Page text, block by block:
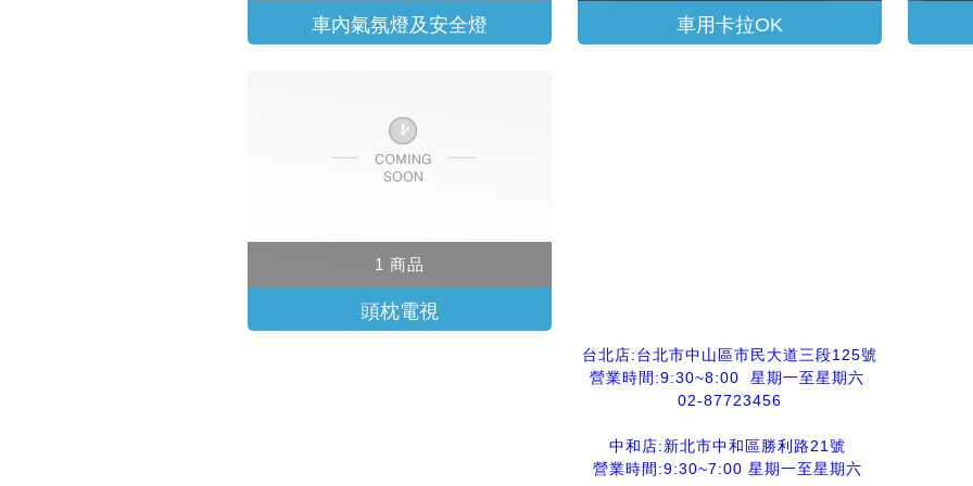
車內氣氛燈及安全燈 車用卡拉OK
1 商品
頭枕電視
台北店:台北市中山區市民大道三段125號
營業時間:9:30~8:00 星期一至星期六
02-87723456
中和店:新北市中和區勝利路21號
營業時間:9:30~7:00 星期一至星期六